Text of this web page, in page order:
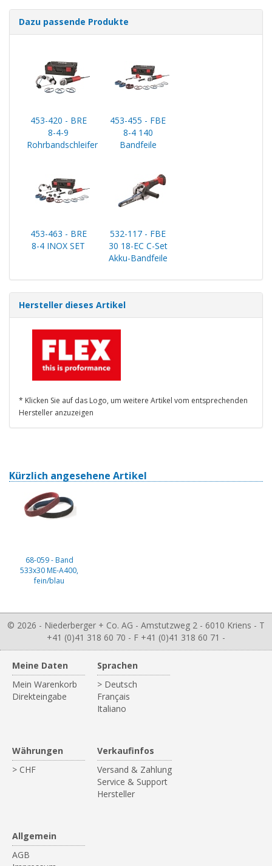
Dazu passende Produkte
453-420 - BRE
8-4-9
Rohrbandschleifer
453-455 - FBE
8-4 140
Bandfeile
453-463 - BRE
8-4 INOX SET
532-117 - FBE
30 18-EC C-Set
Akku-Bandfeile
Hersteller dieses Artikel
* Klicken Sie auf das Logo, um weitere Artikel vom entsprechenden
Hersteller anzuzeigen
Kürzlich angesehene Artikel
68-059 - Band
533x30 ME-A400,
fein/blau
© 2026 - Niederberger + Co. AG - Amstutzweg 2 - 6010 Kriens - T
+41 (0)41 318 60 70 - F +41 (0)41 318 60 71 -
Meine Daten
Mein Warenkorb
Direkteingabe
Sprachen
> Deutsch
Français
Italiano
Währungen
> CHF
Verkaufinfos
Versand & Zahlung
Service & Support
Hersteller
Allgemein
AGB